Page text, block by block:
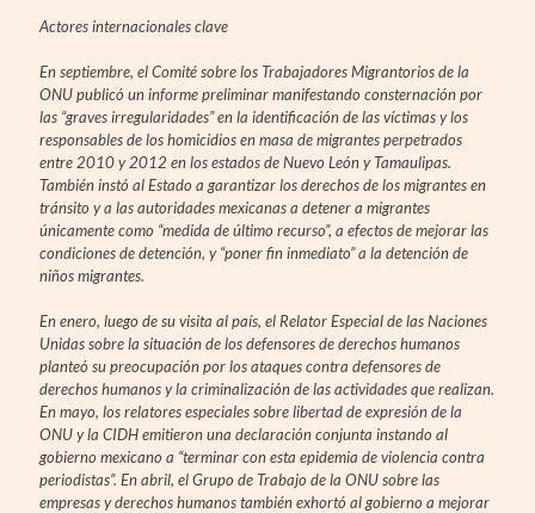
Actores internacionales clave
En septiembre, el Comité sobre los Trabajadores Migrantorios de la
ONU publicó un informe preliminar manifestando consternación por
las “graves irregularidades” en la identificación de las víctimas y los
responsables de los homicidios en masa de migrantes perpetrados
entre 2010 y 2012 en los estados de Nuevo León y Tamaulipas.
También instó al Estado a garantizar los derechos de los migrantes en
tránsito y a las autoridades mexicanas a detener a migrantes
únicamente como “medida de último recurso”, a efectos de mejorar las
condiciones de detención, y “poner fin inmediato” a la detención de
niños migrantes.
En enero, luego de su visita al país, el Relator Especial de las Naciones
Unidas sobre la situación de los defensores de derechos humanos
planteó su preocupación por los ataques contra defensores de
derechos humanos y la criminalización de las actividades que realizan.
En mayo, los relatores especiales sobre libertad de expresión de la
ONU y la CIDH emitieron una declaración conjunta instando al
gobierno mexicano a “terminar con esta epidemia de violencia contra
periodistas”. En abril, el Grupo de Trabajo de la ONU sobre las
empresas y derechos humanos también exhortó al gobierno a mejorar